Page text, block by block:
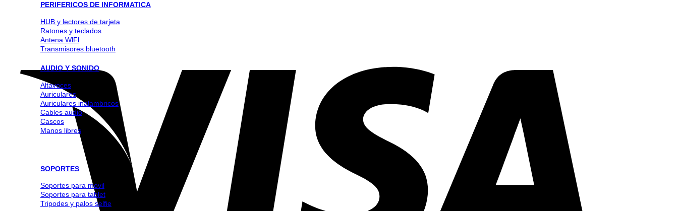
PERIFERICOS DE INFORMATICA
HUB y lectores de tarjeta
Ratones y teclados
Antena WlFl
Transmisores bluetooth
AUDIO Y SONIDO
Altavoces
Auriculares
Auriculares inalambricos
Cables audio
Cascos
Manos libres
SOPORTES
Soportes para movil
Soportes para tablet
Tripodes y palos selfie